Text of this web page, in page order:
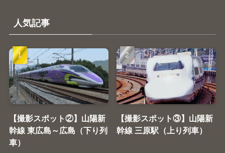
人気記事
【撮影スポット②】山陽新
幹線 東広島～広島（下り列
車）
【撮影スポット③】山陽新
幹線 三原駅（上り列車）